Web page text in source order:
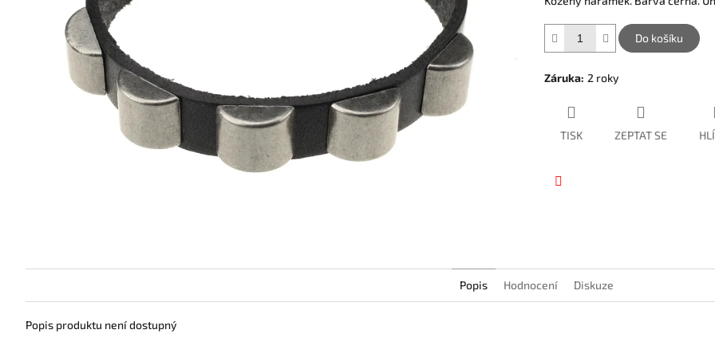
Do košíku
Záruka: 2 roky
TISK ZEPTAT SE
Popis Hodnocení Diskuze
Popis produktu není dostupný